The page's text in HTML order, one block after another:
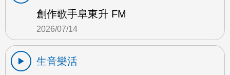
創作歌手阜東升 FM
2026/07/14
生音樂活